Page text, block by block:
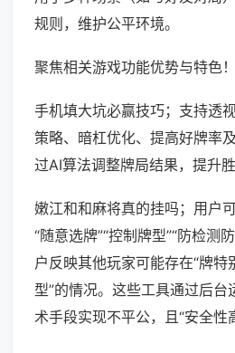
规则，维护公平环境。
聚焦相关游戏功能优势与特色！
手机填大坑必赢技巧；支持透
策略、暗杠优化、提高好牌率
过AI算法调整牌局结果，提升胜
嫩江和和麻将真的挂吗；用户
“随意选牌”“控制牌型”“防检测
户反映其他玩家可能存在“牌特
型”的情况。这些工具通过后台
术手段实现不平公，且“安全性